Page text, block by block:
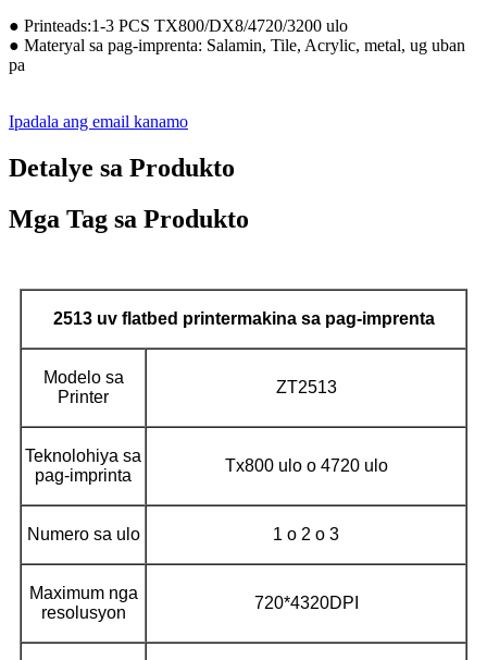
● Printeads:1-3 PCS TX800/DX8/4720/3200 ulo
● Materyal sa pag-imprenta: Salamin, Tile, Acrylic, metal, ug uban
pa
Ipadala ang email kanamo
Detalye sa Produkto
Mga Tag sa Produkto
2513 uv flatbed printermakina sa pag-imprenta
Modelo sa
Printer
ZT2513
Teknolohiya sa
pag-imprinta
Tx800 ulo o 4720 ulo
Numero sa ulo 1 o 2 o 3
Maximum nga
resolusyon
720*4320DPI